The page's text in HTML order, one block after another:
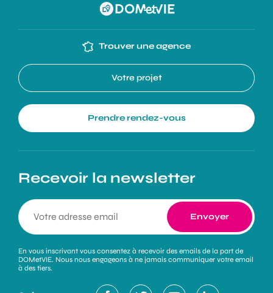
Trouver une agence
Votre projet
Prendre rendez-vous
Recevoir la newsletter
En vous inscrivant vous consentez à recevoir des emails de la part de
DOMetVIE. Nous nous engageons à ne jamais communiquer votre email
à des tiers.